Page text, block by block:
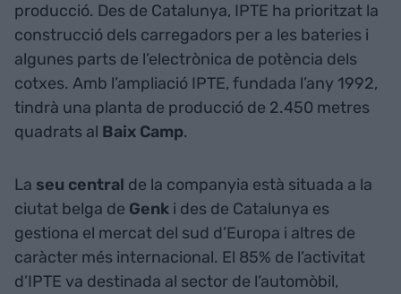
producció. Des de Catalunya, IPTE ha prioritzat la
construcció dels carregadors per a les bateries i
algunes parts de l’electrònica de potència dels
cotxes. Amb l’ampliació IPTE, fundada l’any 1992,
tindrà una planta de producció de 2.450 metres
quadrats al Baix Camp.
La seu central de la companyia està situada a la
ciutat belga de Genk i des de Catalunya es
gestiona el mercat del sud d’Europa i altres de
caràcter més internacional. El 85% de l’activitat
d’IPTE va destinada al sector de l’automòbil,